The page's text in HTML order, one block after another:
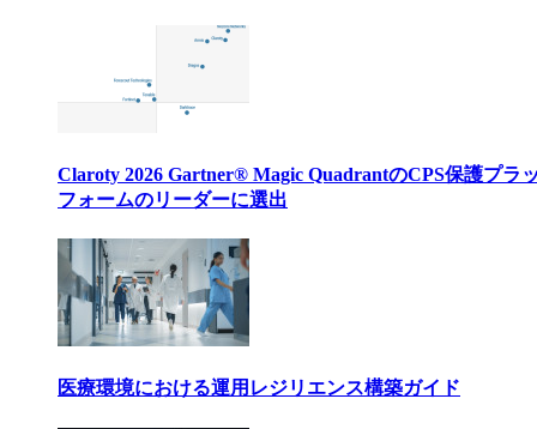
Claroty 2026 Gartner® Magic QuadrantのCPS保護プラ
フォームのリーダーに選出
医療環境における運用レジリエンス構築ガイド